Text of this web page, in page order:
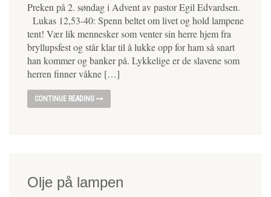
Preken på 2. søndag i Advent av pastor Egil Edvardsen.
Lukas 12,53-40: Spenn beltet om livet og hold lampene
tent! Vær lik mennesker som venter sin herre hjem fra
bryllupsfest og står klar til å lukke opp for ham så snart
han kommer og banker på. Lykkelige er de slavene som
herren finner våkne […]
CONTINUE READING
Olje på lampen